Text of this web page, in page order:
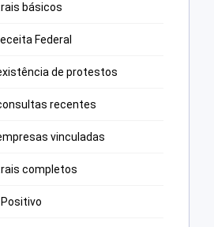
básicos
Federal
de protestos
recentes
vinculadas
completos